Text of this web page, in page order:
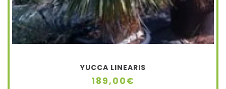
YUCCA LINEARIS
189,00€